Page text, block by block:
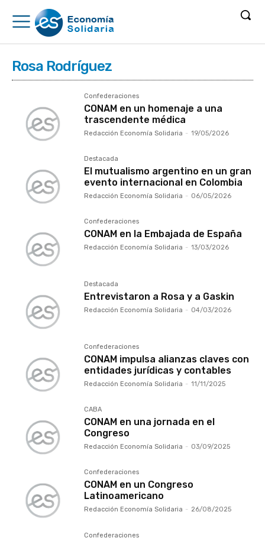
Rosa Rodríguez
Confederaciones
CONAM en un homenaje a una
trascendente médica
Redacción Economía Solidaria - 19/05/2026
Destacada
El mutualismo argentino en un gran
evento internacional en Colombia
Redacción Economía Solidaria - 06/05/2026
Confederaciones
CONAM en la Embajada de España
Redacción Economía Solidaria - 13/03/2026
Destacada
Entrevistaron a Rosa y a Gaskin
Redacción Economía Solidaria - 04/03/2026
Confederaciones
CONAM impulsa alianzas claves con
entidades jurídicas y contables
Redacción Economía Solidaria - 11/11/2025
CABA
CONAM en una jornada en el
Congreso
Redacción Economía Solidaria - 03/09/2025
Confederaciones
CONAM en un Congreso
Latinoamericano
Redacción Economía Solidaria - 26/08/2025
Confederaciones